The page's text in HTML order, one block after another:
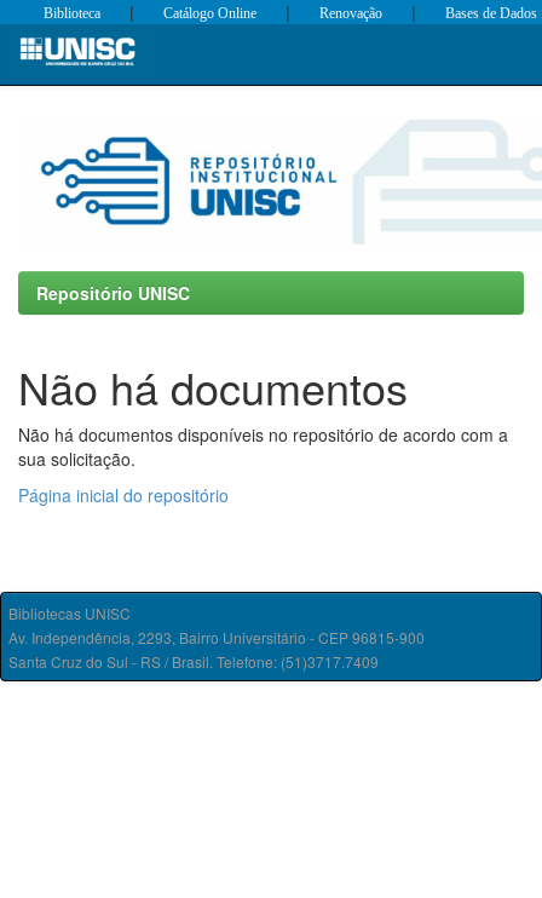
Skip
Biblioteca | Catálogo Online | Renovação | Bases de Dados
Repositório UNISC
Não há documentos
Não há documentos disponíveis no repositório de acordo com a
sua solicitação.
Página inicial do repositório
Bibliotecas UNISC
Av. Independência, 2293, Bairro Universitário - CEP 96815-900
Santa Cruz do Sul - RS / Brasil. Telefone: (51)3717.7409